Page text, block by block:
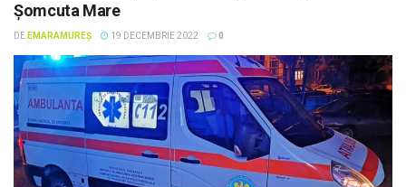
Șomcuta Mare
DE EMARAMUREȘ 19 DECEMBRIE 2022 0